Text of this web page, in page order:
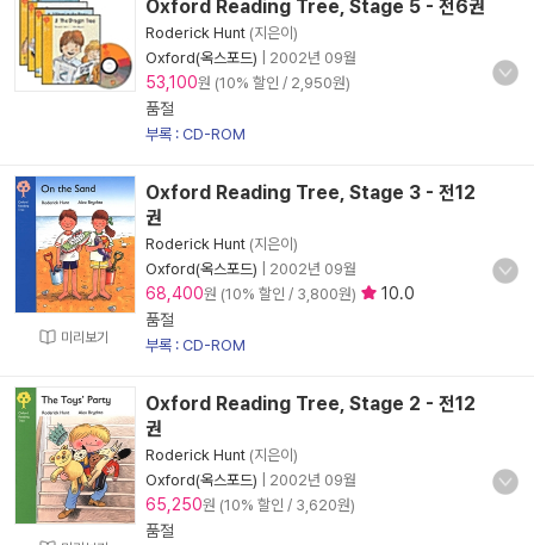
Oxford Reading Tree, Stage 5 - 전6권
Roderick Hunt (지은이)
Oxford(옥스포드)
2002년 09월
53,100원 (10% 할인 / 2,950원)
품절
부록 : CD-ROM
미리보기
Oxford Reading Tree, Stage 3 - 전12
권
Roderick Hunt (지은이)
Oxford(옥스포드)
2002년 09월
68,400원 (10% 할인 / 3,800원)
10.0
품절
부록 : CD-ROM
Oxford Reading Tree, Stage 2 - 전12
권
Roderick Hunt (지은이)
Oxford(옥스포드)
2002년 09월
65,250원 (10% 할인 / 3,620원)
품절